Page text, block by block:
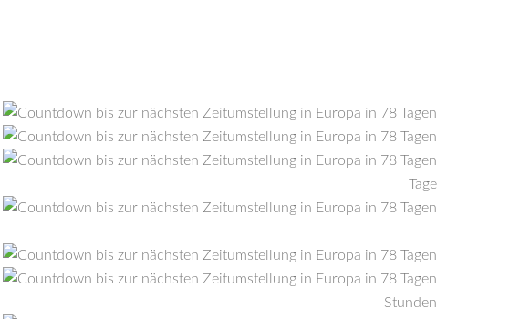
Tage
Stunden